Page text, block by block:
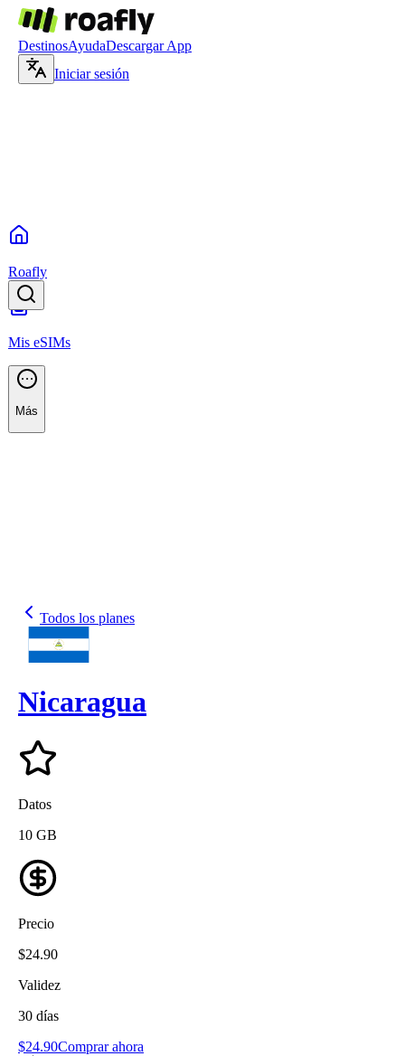
DestinosAyudaDescargar App
Iniciar sesión
Roafly
Mis eSIMs
Más
Todos los planes
Nicaragua
Datos
10 GB
Precio
$24.90
Validez
30 días
$24.90Comprar ahora